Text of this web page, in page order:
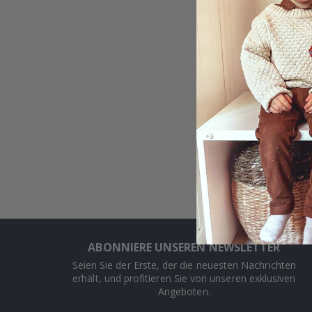
2,00
Zeige
ABONNIERE UNSEREN NEWSLETTER
Seien Sie der Erste, der die neuesten Nachrichten
erhält, und profitieren Sie von unseren exklusiven
Angeboten.